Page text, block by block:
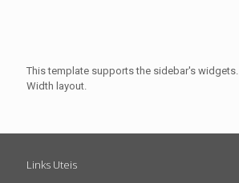
This template supports the sidebar's widgets.
Width layout.
Links Uteis